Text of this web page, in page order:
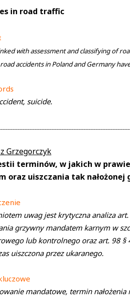
in road traffic
with assessment and classifying of
accidents in Poland and Germany
suicide.
Grzegorczyk
terminów, w jakich w
oraz uiszczania tak nałożonej
uwag jest krytyczna analiza
grzywny mandatem karnym w
lub kontrolnego oraz art. 98
uiszczona przez ukaranego.
mandatowe, termin